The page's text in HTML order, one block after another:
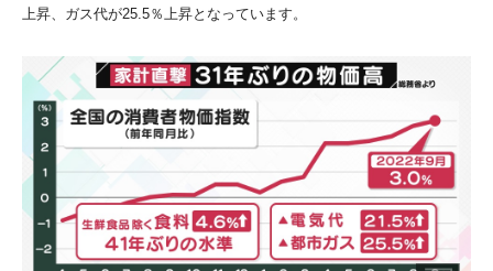
上昇、ガス代が25.5％上昇となっています。